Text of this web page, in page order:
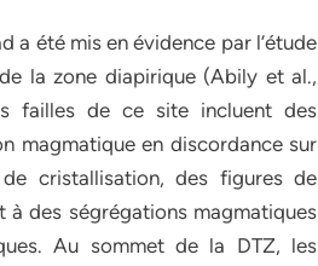
a été mis en évidence par l’étude
la zone diapirique (Abily et al.,
failles de ce site incluent des
magmatique en discordance sur
cristallisation, des figures de
des ségrégations magmatiques
Au sommet de la DTZ, les